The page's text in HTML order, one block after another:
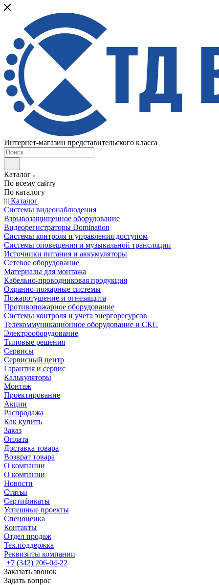
Интернет-магазин представительского класса
Каталог
По всему сайту
По каталогу
Каталог
Системы видеонаблюдения
Взрывозащищенное оборудование
Видеорегистраторы Domination
Системы контроля и управления доступом
Системы оповещения и музыкальной трансляции
Источники питания и аккумуляторы
Сетевое оборудование
Материалы для монтажа
Кабельно-проводниковая продукция
Охранно-пожарные системы
Пожаротушение и огнезащита
Противопожарное оборудование
Системы контроля и учета энергоресурсов
Телекоммуникационное оборудование и СКС
Электрооборудование
Типовые решения
Сервисы
Сервисный центр
Гарантия и сервис
Калькуляторы
Монтаж
Проектирование
Акции
Распродажа
Как купить
Заказ
Оплата
Доставка товара
Возврат товара
О компании
О компании
Новости
Статьи
Сертификаты
Успешные проекты
Спецоценка
Контакты
Отдел продаж
Тех.поддержка
Реквизиты компании
+7 (342) 206-04-22
Заказать звонок
Задать вопрос